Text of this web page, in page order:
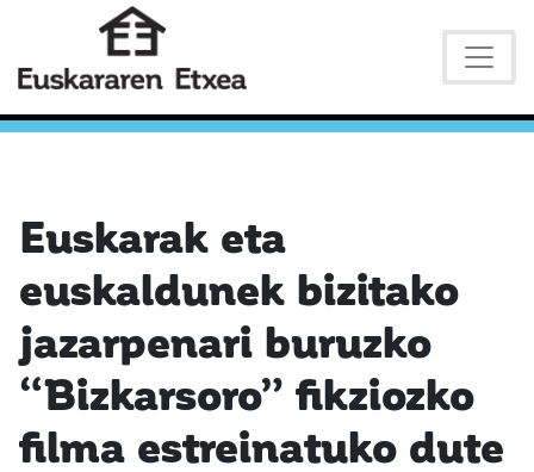
Euskarak eta
euskaldunek bizitako
jazarpenari buruzko
“Bizkarsoro” fikziozko
filma estreinatuko dute